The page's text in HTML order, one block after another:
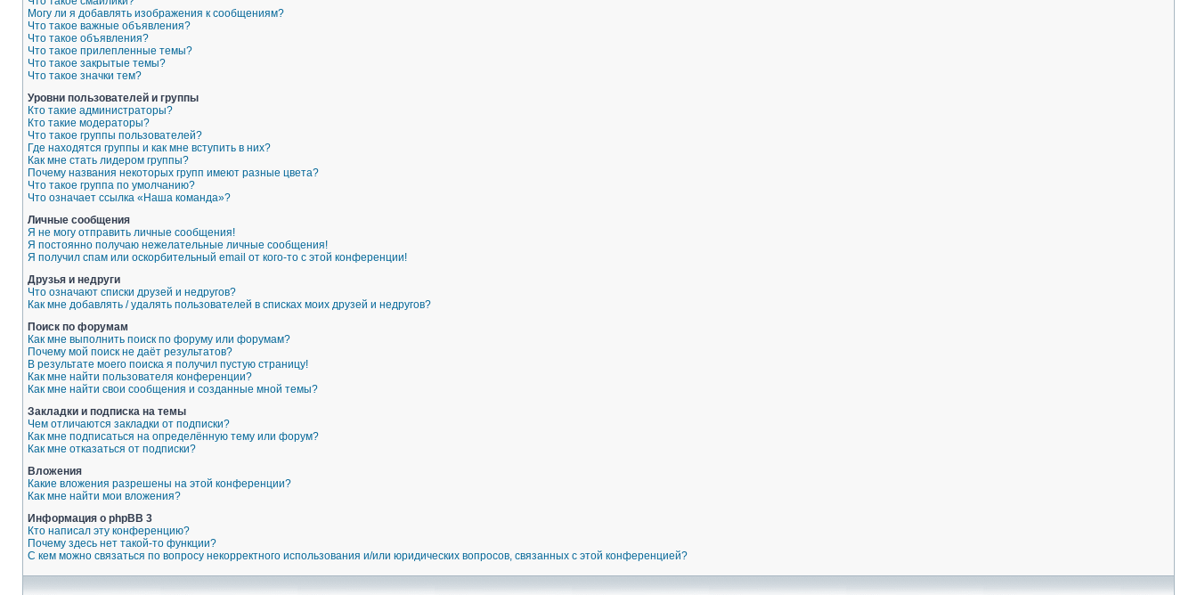
Могу ли я добавлять изображения к сообщениям?
Что такое важные объявления?
Что такое объявления?
Что такое прилепленные темы?
Что такое закрытые темы?
Что такое значки тем?
Уровни пользователей и группы
Кто такие администраторы?
Кто такие модераторы?
Что такое группы пользователей?
Где находятся группы и как мне вступить в них?
Как мне стать лидером группы?
Почему названия некоторых групп имеют разные цвета?
Что такое группа по умолчанию?
Что означает ссылка «Наша команда»?
Личные сообщения
Я не могу отправить личные сообщения!
Я постоянно получаю нежелательные личные сообщения!
Я получил спам или оскорбительный email от кого-то с этой конференции!
Друзья и недруги
Что означают списки друзей и недругов?
Как мне добавлять / удалять пользователей в списках моих друзей и недругов?
Поиск по форумам
Как мне выполнить поиск по форуму или форумам?
Почему мой поиск не даёт результатов?
В результате моего поиска я получил пустую страницу!
Как мне найти пользователя конференции?
Как мне найти свои сообщения и созданные мной темы?
Закладки и подписка на темы
Чем отличаются закладки от подписки?
Как мне подписаться на определённую тему или форум?
Как мне отказаться от подписки?
Вложения
Какие вложения разрешены на этой конференции?
Как мне найти мои вложения?
Информация о phpBB 3
Кто написал эту конференцию?
Почему здесь нет такой-то функции?
С кем можно связаться по вопросу некорректного использования и/или юридических вопросов, связанных с этой конференцией?